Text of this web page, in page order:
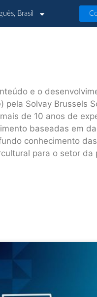
Brasil
e o
pela Solvay Brussels
de 10 anos de
baseadas em
conhecimento das
para o setor da